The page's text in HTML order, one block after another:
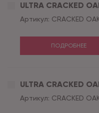
ULTRA CRACKED
Артикул: CRACKED
ПОДРОБНЕЕ
ULTRA CRACKED
Артикул: CRACKED